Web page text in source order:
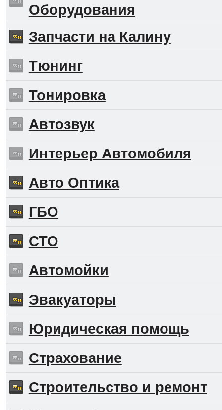
Оборудования
Запчасти на Калину
Тюнинг
Тонировка
Автозвук
Интерьер Автомобиля
Авто Оптика
ГБО
СТО
Автомойки
Эвакуаторы
Юридическая помощь
Страхование
Строительство и ремонт